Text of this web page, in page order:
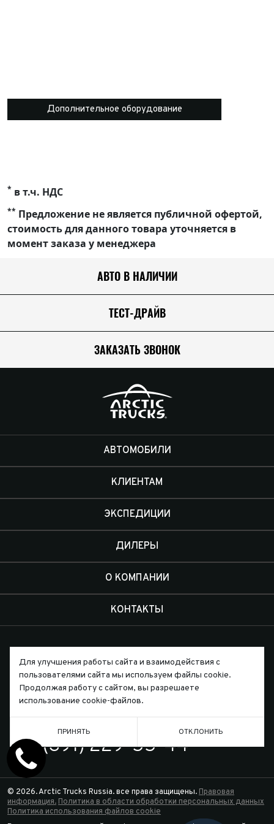
Дополнительное оборудование
* в т.ч. НДС
** Предложение не является публичной офертой,
стоимость для данного товара уточняется в
момент заказа у менеджера
АВТО В НАЛИЧИИ
ТЕСТ-ДРАЙВ
ЗАКАЗАТЬ ЗВОНОК
АВТОМОБИЛИ
КЛИЕНТАМ
ЭКСПЕДИЦИИ
ДИЛЕРЫ
О КОМПАНИИ
КОНТАКТЫ
Письмо директору
ТЕЛЕФОН
7 (391) 229-55-44
© 2026. Arctic Trucks Russia. все права защищены. Правовая
информация. Политика в области обработки персональных данных
Политика использования файлов cookie
Для улучшения работы сайта и взаимодействия с
пользователями сайта мы используем файлы cookie.
Продолжая работу с сайтом, вы разрешаете
использование cookie-файлов.
ПРИНЯТЬ ОТКЛОНИТЬ